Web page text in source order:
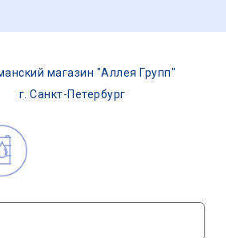
магазин "Аллея Групп"
г. Санкт-Петербург